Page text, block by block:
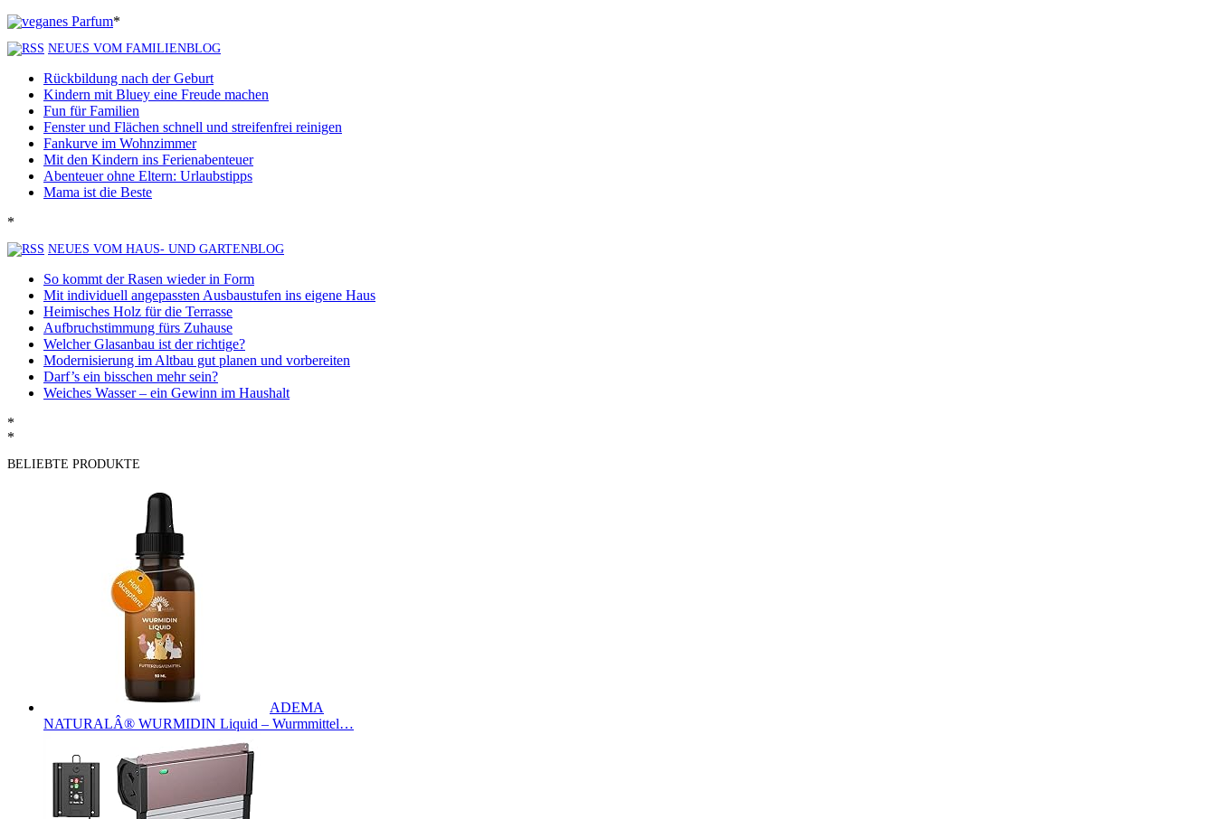
*
NEUES VOM FAMILIENBLOG
Rückbildung nach der Geburt
Kindern mit Bluey eine Freude machen
Fun für Familien
Fenster und Flächen schnell und streifenfrei reinigen
Fankurve im Wohnzimmer
Mit den Kindern ins Ferienabenteuer
Abenteuer ohne Eltern: Urlaubstipps
Mama ist die Beste
*
NEUES VOM HAUS- UND GARTENBLOG
So kommt der Rasen wieder in Form
Mit individuell angepassten Ausbaustufen ins eigene Haus
Heimisches Holz für die Terrasse
Aufbruchstimmung fürs Zuhause
Welcher Glasanbau ist der richtige?
Modernisierung im Altbau gut planen und vorbereiten
Darf’s ein bisschen mehr sein?
Weiches Wasser – ein Gewinn im Haushalt
*
*
BELIEBTE PRODUKTE
ADEMA
NATURALÂ® WURMIDIN Liquid – Wurmmittel…